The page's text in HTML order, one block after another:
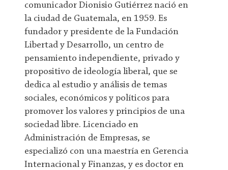
comunicador Dionisio Gutiérrez nació en
la ciudad de Guatemala, en 1959. Es
fundador y presidente de la Fundación
Libertad y Desarrollo, un centro de
pensamiento independiente, privado y
propositivo de ideología liberal, que se
dedica al estudio y análisis de temas
sociales, económicos y políticos para
promover los valores y principios de una
sociedad libre. Licenciado en
Administración de Empresas, se
especializó con una maestría en Gerencia
Internacional y Finanzas, y es doctor en